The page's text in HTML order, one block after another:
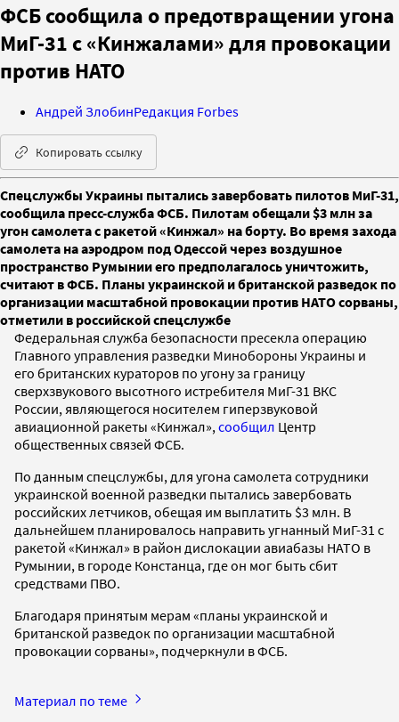
ФСБ сообщила о предотвращении угона
МиГ-31 с «Кинжалами» для провокации
против НАТО
Андрей ЗлобинРедакция Forbes
Копировать ссылку
Спецслужбы Украины пытались завербовать пилотов МиГ-31,
сообщила пресс-служба ФСБ. Пилотам обещали $3 млн за
угон самолета с ракетой «Кинжал» на борту. Во время захода
самолета на аэродром под Одессой через воздушное
пространство Румынии его предполагалось уничтожить,
считают в ФСБ. Планы украинской и британской разведок по
организации масштабной провокации против НАТО сорваны,
отметили в российской спецслужбе
Федеральная служба безопасности пресекла операцию
Главного управления разведки Минобороны Украины и
его британских кураторов по угону за границу
сверхзвукового высотного истребителя МиГ-31 ВКС
России, являющегося носителем гиперзвуковой
авиационной ракеты «Кинжал», сообщил Центр
общественных связей ФСБ.
По данным спецслужбы, для угона самолета сотрудники
украинской военной разведки пытались завербовать
российских летчиков, обещая им выплатить $3 млн. В
дальнейшем планировалось направить угнанный МиГ-31 с
ракетой «Кинжал» в район дислокации авиабазы НАТО в
Румынии, в городе Констанца, где он мог быть сбит
средствами ПВО.
Благодаря принятым мерам «планы украинской и
британской разведок по организации масштабной
провокации сорваны», подчеркнули в ФСБ.
Материал по теме